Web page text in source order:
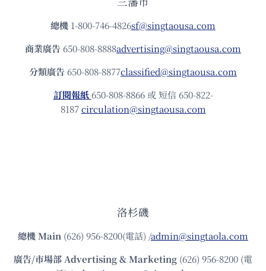
總機 1-800-746-4826sf@singtaousa.com
商業廣告 650-808-8888advertising@singtaousa.com
分類廣告 650-808-8877classified@singtaousa.com
訂閱報紙 650-808-8866 或 短信 650-822-
8187circulation@singtaousa.com
洛杉磯
總機Main (626) 956-8200(電話) /admin@singtaola.com
廣告/市場部Advertising & Marketing (626) 956-8200 (電